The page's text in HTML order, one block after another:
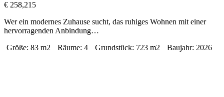
€ 258,215
Wer ein modernes Zuhause sucht, das ruhiges Wohnen mit einer
hervorragenden Anbindung…
Größe: 83 m2 Räume: 4 Grundstück: 723 m2 Baujahr: 2026